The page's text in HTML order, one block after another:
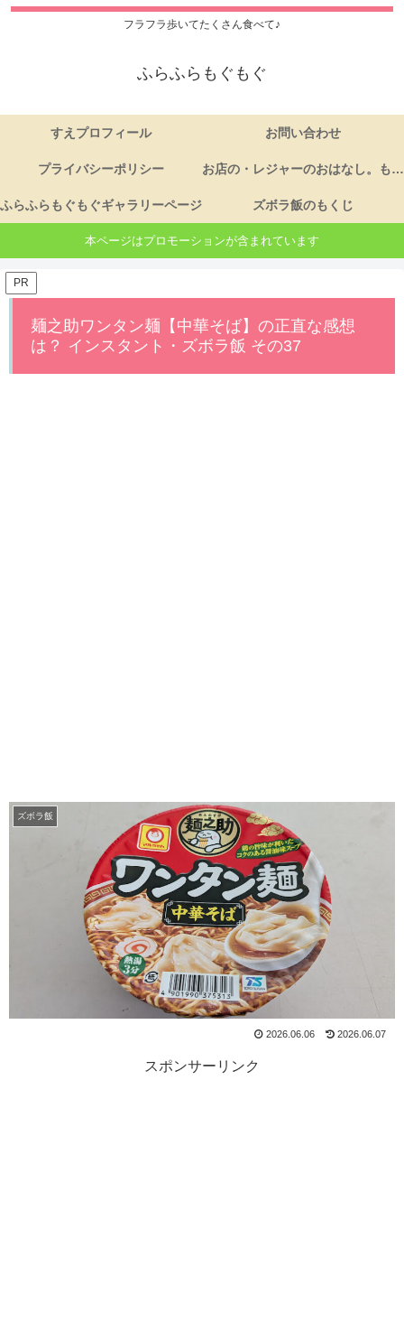
フラフラ歩いてたくさん食べて♪
ふらふらもぐもぐ
すえプロフィール お問い合わせ
プライバシーポリシー お店の・レジャーのおはなし。もくじ
ふらふらもぐもぐギャラリーページ ズボラ飯のもくじ
本ページはプロモーションが含まれています
PR
麺之助ワンタン麺【中華そば】の正直な感想
は？ インスタント・ズボラ飯 その37
ズボラ飯
2026.06.06 2026.06.07
スポンサーリンク